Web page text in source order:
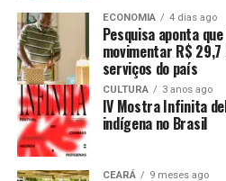
ECONOMIA 4 dias ago
Pesquisa aponta
movimentar R$
serviços do país
CULTURA 3 anos ago
IV Mostra Infinita
indígena no Brasil
CEARÁ 9 meses ago